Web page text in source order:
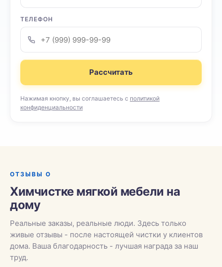
ТЕЛЕФОН
Рассчитать
Нажимая кнопку, вы соглашаетесь с политикой
конфиденциальности
ОТЗЫВЫ О
Химчистке мягкой мебели на
дому
Реальные заказы, реальные люди. Здесь только
живые отзывы - после настоящей чистки у клиентов
дома. Ваша благодарность - лучшая награда за наш
труд.